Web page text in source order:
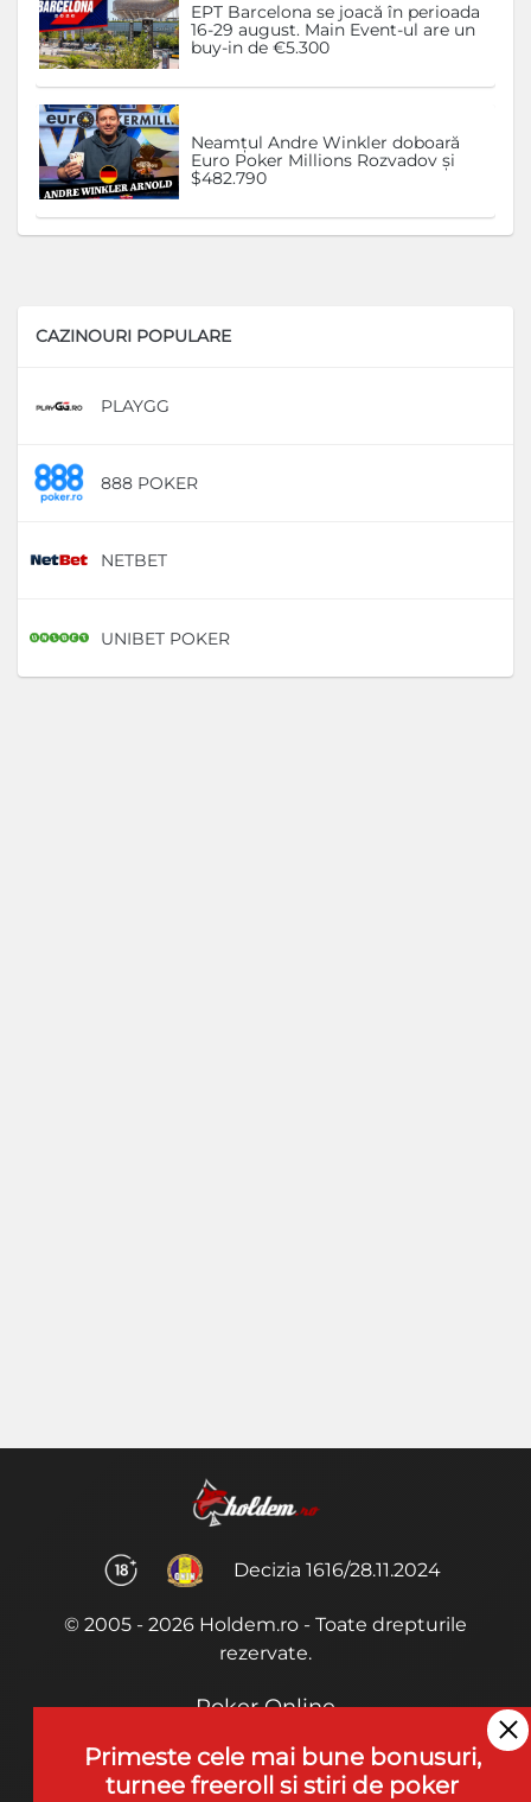
EPT Barcelona se joacă în perioada
16-29 august. Main Event-ul are un
buy-in de €5.300
Neamțul Andre Winkler doboară
Euro Poker Millions Rozvadov și
$482.790
CAZINOURI POPULARE
PLAYGG
888 POKER
NETBET
UNIBET POKER
Decizia 1616/28.11.2024
© 2005 - 2026 Holdem.ro - Toate drepturile
rezervate.
Poker Online
Termeni si Conditii
Joaca Poker
Primeste cele mai bune bonusuri,
turnee freeroll si stiri de poker